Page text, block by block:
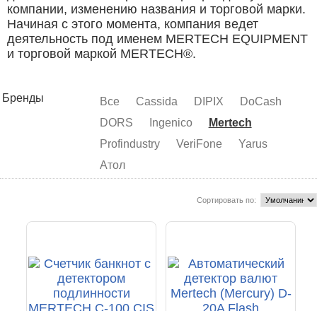
компании, изменению названия и торговой марки.
Начиная с этого момента, компания ведет
деятельность под именем MERTECH EQUIPMENT
и торговой маркой MERTECH®.
Бренды Все Cassida DIPIX
DoCash
DORS
Ingenico
Mertech
Profindustry
VeriFone
Yarus
Атол
Сортировать по: